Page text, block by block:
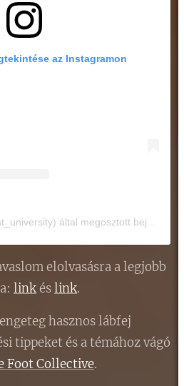
az Instagramon
Squat University (@squat_university) által megosztott bejegyzés
elolvasásra a legjobb
linkéslink.
hasznos lábfej
tippeket és a témához vágó
Foot Collective.